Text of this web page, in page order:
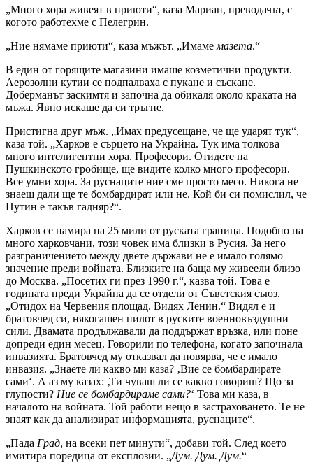
„Много хора живеят в приюти“, каза Мариан, преводачът, с
когото работехме с Пелегрин.
„Ние нямаме приюти“, каза мъжът. „Имаме мазета.“
В един от горящите магазини имаше козметични продукти.
Аерозолни кутии се подпалваха с пукане и съскане.
Доберманът заскимтя и започна да обикаля около краката на
мъжа. Явно искаше да си тръгне.
Пристигна друг мъж. „Имах предусещане, че ще ударят тук“,
каза той. „Харков е сърцето на Украйна. Тук има толкова
много интелигентни хора. Професори. Отидете на
Пушкинското гробище, ще видите колко много професори.
Все умни хора. За руснаците ние сме просто месо. Никога не
знаеш дали ще те бомбардират или не. Кой би си помислил, че
Путин е такъв гадняр?“.
Харков се намира на 25 мили от руската граница. Подобно на
много харковчани, този човек има близки в Русия. За него
разграничението между двете държави не е имало голямо
значение преди войната. Близките на баща му живеели близо
до Москва. „Посетих ги през 1990 г.“, казва той. Това е
годината преди Украйна да се отдели от Съветския съюз.
„Отидох на Червения площад. Видях Ленин.“ Видял е и
братовчед си, някогашен пилот в руските военновъздушни
сили. Двамата продължавали да поддържат връзка, или поне
допреди един месец. Говорили по телефона, когато започнала
инвазията. Братовчед му отказвал да повярва, че е имало
инвазия. „Знаете ли какво ми каза? ‚Вие се бомбардирате
сами‘. А аз му казах: ‚Ти чуваш ли се какво говориш? Що за
глупости? Ние се бомбардираме сами?‘ Това ми каза, в
началото на войната. Той работи нещо в застраховането. Те не
знаят как да анализират информацията, руснаците“.
„Пада Град, на всеки пет минути“, добави той. След което
имитира поредица от експлозии. „Дум. Дум. Дум.“